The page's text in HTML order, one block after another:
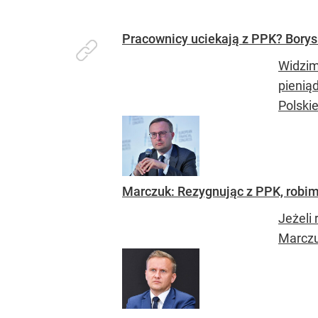
Pracownicy uciekają z PPK?
Marczuk: Rezygnując z PPK,
Jeżeli